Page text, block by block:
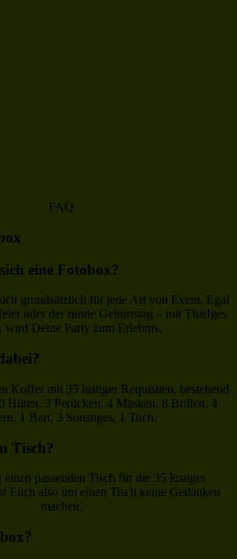
FAQ
eine Fotobox?
grundsätzlich für jede Art von Event. Egal
oder der runde Geburtstag – mit Thielges
wird Deine Party zum Erlebnis.
Koffer mit 35 lustiger Requisiten, bestehend
Hüten, 3 Perücken, 4 Masken, 8 Brillen, 4
1 Bart, 3 Sonstiges, 1 Tuch.
Tisch?
einen passenden Tisch für die 35 lustiger
Euch also um einen Tisch keine Gedanken
machen.